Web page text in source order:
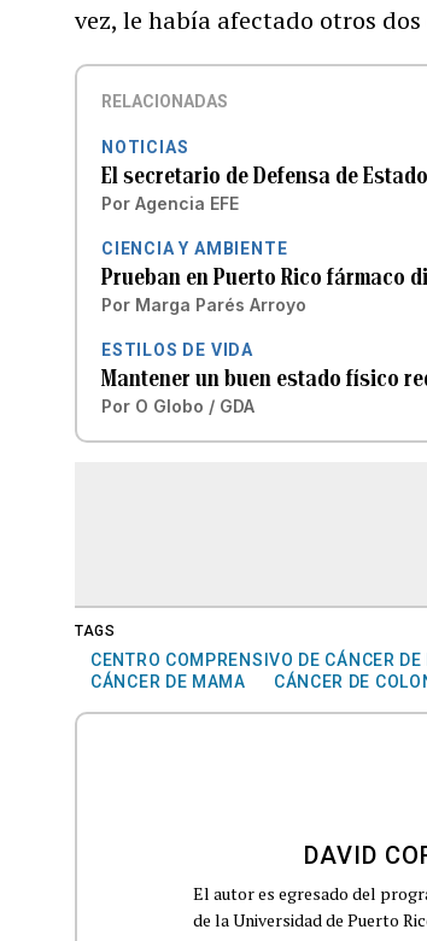
vez, le había afectado otros dos
RELACIONADAS
NOTICIAS
El secretario de Defensa de
Por Agencia EFE
CIENCIA Y AMBIENTE
Prueban en Puerto Rico fármaco
Por Marga Parés Arroyo
ESTILOS DE VIDA
Mantener un buen estado físico
Por O Globo / GDA
TAGS
CENTRO COMPRENSIVO DE CÁNCER DE
CÁNCER DE MAMA
CÁNCER DE
DAVID
El autor es egresado del
de la Universidad de Puerto